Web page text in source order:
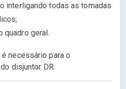
interligando todas as tomadas
quadro geral.
necessário para o
disjuntor DR.